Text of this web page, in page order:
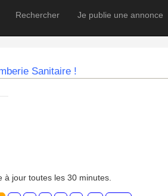
Rechercher
Je publie une annonce
Sanitaire !
à jour toutes les 30 minutes.